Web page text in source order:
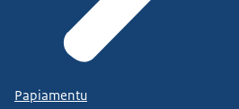
Papiamentu